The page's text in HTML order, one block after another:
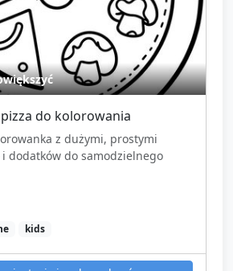
do kolorowania
z dużymi, prostymi
dodatków do samodzielnego
kids